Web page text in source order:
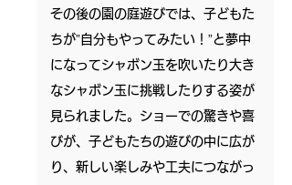
その後の園の庭遊びでは、子どもた
ちが”自分もやってみたい！”と夢中
になってシャボン玉を吹いたり大き
なシャボン玉に挑戦したりする姿が
見られました。ショーでの驚きや喜
びが、子どもたちの遊びの中に広が
り、新しい楽しみや工夫につながっ